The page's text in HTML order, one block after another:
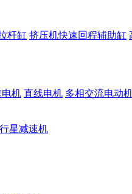
杆缸 挤压机快速回程辅助缸
机 直线电机 多相交流电动
行星减速机